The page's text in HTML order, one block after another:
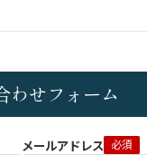
わせフォーム
メールアドレス 必須